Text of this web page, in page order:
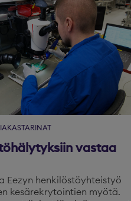
vastaa
Eezyn henkilöstöyhteistyö
kesärekrytointien myötä.